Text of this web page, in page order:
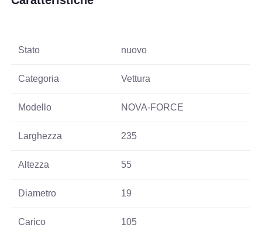
Stato nuovo
Categoria Vettura
Modello NOVA-FORCE
Larghezza 235
Altezza 55
Diametro 19
Carico 105